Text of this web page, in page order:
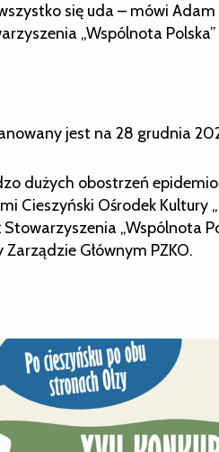
się uda – mówi Adam
„Wspólnota
jest na 28 grudnia
dużych obostrzeń
Cieszyński Ośrodek Kultury
Stowarzyszenia „Wspólnota
Głównym PZKO.